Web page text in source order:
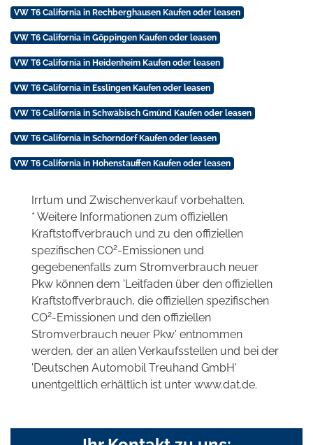
VW T6 California in Rechberghausen Kaufen oder leasen
VW T6 California in Göppingen Kaufen oder leasen
VW T6 California in Heidenheim Kaufen oder leasen
VW T6 California in Esslingen Kaufen oder leasen
VW T6 California in Schwäbisch Gmünd Kaufen oder leasen
VW T6 California in Schorndorf Kaufen oder leasen
VW T6 California in Hohenstauffen Kaufen oder leasen
Irrtum und Zwischenverkauf vorbehalten.
* Weitere Informationen zum offiziellen
Kraftstoffverbrauch und zu den offiziellen
spezifischen CO2-Emissionen und
gegebenenfalls zum Stromverbrauch neuer
Pkw können dem 'Leitfaden über den offiziellen
Kraftstoffverbrauch, die offiziellen spezifischen
CO2-Emissionen und den offiziellen
Stromverbrauch neuer Pkw' entnommen
werden, der an allen Verkaufsstellen und bei der
'Deutschen Automobil Treuhand GmbH'
unentgeltlich erhältlich ist unter www.dat.de.